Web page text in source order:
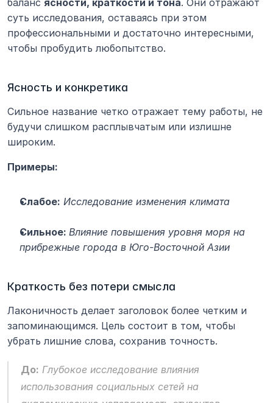
баланс ясности, краткости и тона. Они отражают
суть исследования, оставаясь при этом
профессиональными и достаточно интересными,
чтобы пробудить любопытство.
Ясность и конкретика
Сильное название четко отражает тему работы, не
будучи слишком расплывчатым или излишне
широким.
Примеры:
Слабое: Исследование изменения климата
Сильное: Влияние повышения уровня моря на
прибрежные города в Юго-Восточной Азии
Краткость без потери смысла
Лаконичность делает заголовок более четким и
запоминающимся. Цель состоит в том, чтобы
убрать лишние слова, сохранив точность.
До: Глубокое исследование влияния
использования социальных сетей на